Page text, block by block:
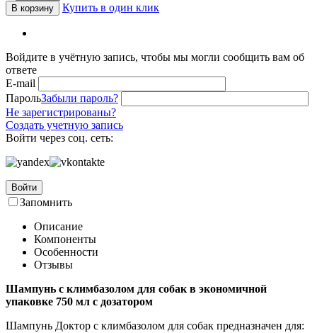
В корзину Купить в один клик
Войдите в учётную запись, чтобы мы могли сообщить вам об
ответе
E-mail
ПарольЗабыли пароль?
Не зарегистрированы?
Создать учетную запись
Войти через соц. сеть:
Войти
Запомнить
Описание
Компоненты
Особенности
Отзывы
Шампунь с климбазолом для собак в экономичной
упаковке 750 мл с дозатором
Шампунь Доктор с климбазолом для собак предназначен для: